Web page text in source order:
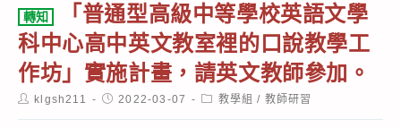
轉知
「普通型高級中等學校英語文學
科中心高中英文教室裡的口說教學工
作坊」實施計畫，請英文教師參加。
Postklgsh211
Post2022-03-07
Post教學組 / 教師研習